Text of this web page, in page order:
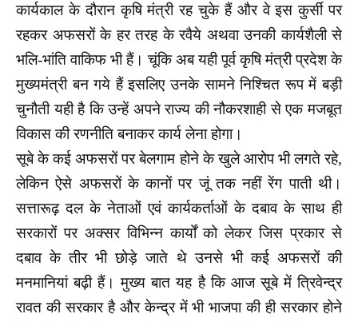
कार्यकाल के दौरान कृषि मंत्री रह चुके हैं और वे इस कुर्सी पर
रहकर अफसरों के हर तरह के रवैये अथवा उनकी कार्यशैली से
भलि-भांति वाकिफ भी हैं। चूंकि अब यही पूर्व कृषि मंत्री प्रदेश के
मुख्यमंत्री बन गये हैं इसलिए उनके सामने निश्चित रूप में बड़ी
चुनौती यही है कि उन्हें अपने राज्य की नौकरशाही से एक मजबूत
विकास की रणनीति बनाकर कार्य लेना होगा।
सूबे के कई अफसरों पर बेलगाम होने के खुले आरोप भी लगते रहे,
लेकिन ऐसे अफसरों के कानों पर जूं तक नहीं रेंग पाती थी।
सत्तारूढ़ दल के नेताओं एवं कार्यकर्ताओं के दबाव के साथ ही
सरकारों पर अक्सर विभिन्न कार्यों को लेकर जिस प्रकार से
दबाव के तीर भी छोड़े जाते थे उनसे भी कई अफसरों की
मनमानियां बढ़ी हैं। मुख्य बात यह है कि आज सूबे में त्रिवेन्द्र
रावत की सरकार है और केन्द्र में भी भाजपा की ही सरकार होने